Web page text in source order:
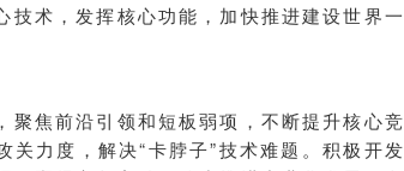
技术，发挥核心功能，加快推进建设世界一
聚焦前沿引领和短板弱项，不断提升核心竞
关力度，解决“卡脖子”技术难题。积极开发